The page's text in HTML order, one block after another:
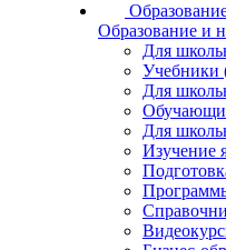
Образование и
Для
Учебники
Для
Для
Изучение